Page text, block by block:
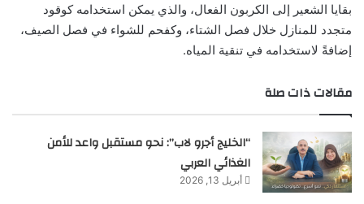
بقايا الشعير إلى الكربون الفعال، والذي يمكن استخدامه كوقود
متجدد للمنازل خلال فصل الشتاء، وكفحم للشواء في فصل الصيف،
إضافةً لاستخدامه في تنقية المياه.
مقالات ذات صلة
“الخليج أجرو لاب”: نحو مستقبل واعد للأمن
الغذائي العربي
أبريل 13, 2026